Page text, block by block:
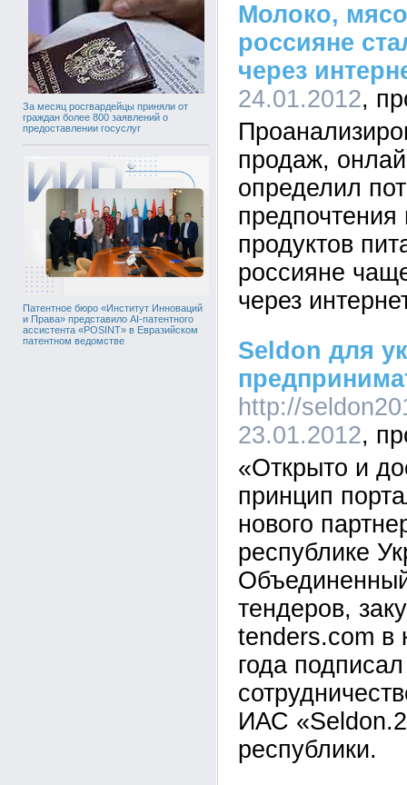
За месяц росгвардейцы приняли от
граждан более 800 заявлений о
предоставлении госуслуг
Патентное бюро «Институт Инноваций
и Права» представило AI-патентного
ассистента «POSINT» в Евразийском
патентном ведомстве
Молоко,
россияне
через
24.01.2012
продаж,
определил
предпочтения
продуктов
россияне
через
Seldon для
http://
23.01.2012
«Открыто и
принцип
нового
республике
тендеров,
tenders.com в
года
ИАС
республики.